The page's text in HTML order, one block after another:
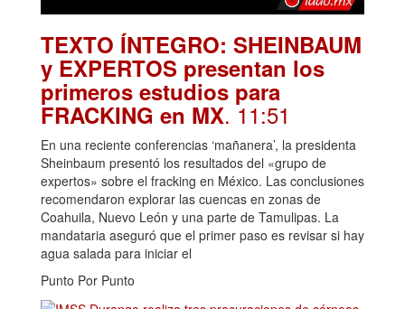
TEXTO ÍNTEGRO: SHEINBAUM
y EXPERTOS presentan los
primeros estudios para
FRACKING en MX. 11:51
En una reciente conferencias ‘mañanera’, la presidenta
Sheinbaum presentó los resultados del «grupo de
expertos» sobre el fracking en México. Las conclusiones
recomendaron explorar las cuencas en zonas de
Coahuila, Nuevo León y una parte de Tamulipas. La
mandataria aseguró que el primer paso es revisar si hay
agua salada para iniciar el
Punto Por Punto